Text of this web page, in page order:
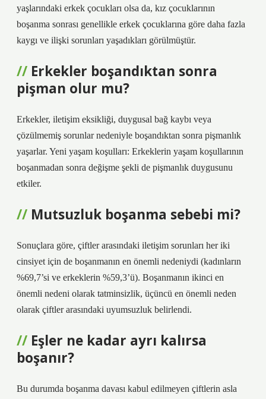
yaşlarındaki erkek çocukları olsa da, kız çocuklarının
boşanma sonrası genellikle erkek çocuklarına göre daha fazla
kaygı ve ilişki sorunları yaşadıkları görülmüştür.
Erkekler boşandıktan sonra
pişman olur mu?
Erkekler, iletişim eksikliği, duygusal bağ kaybı veya
çözülmemiş sorunlar nedeniyle boşandıktan sonra pişmanlık
yaşarlar. Yeni yaşam koşulları: Erkeklerin yaşam koşullarının
boşanmadan sonra değişme şekli de pişmanlık duygusunu
etkiler.
Mutsuzluk boşanma sebebi mi?
Sonuçlara göre, çiftler arasındaki iletişim sorunları her iki
cinsiyet için de boşanmanın en önemli nedeniydi (kadınların
%69,7’si ve erkeklerin %59,3’ü). Boşanmanın ikinci en
önemli nedeni olarak tatminsizlik, üçüncü en önemli neden
olarak çiftler arasındaki uyumsuzluk belirlendi.
Eşler ne kadar ayrı kalırsa
boşanır?
Bu durumda boşanma davası kabul edilmeyen çiftlerin asla